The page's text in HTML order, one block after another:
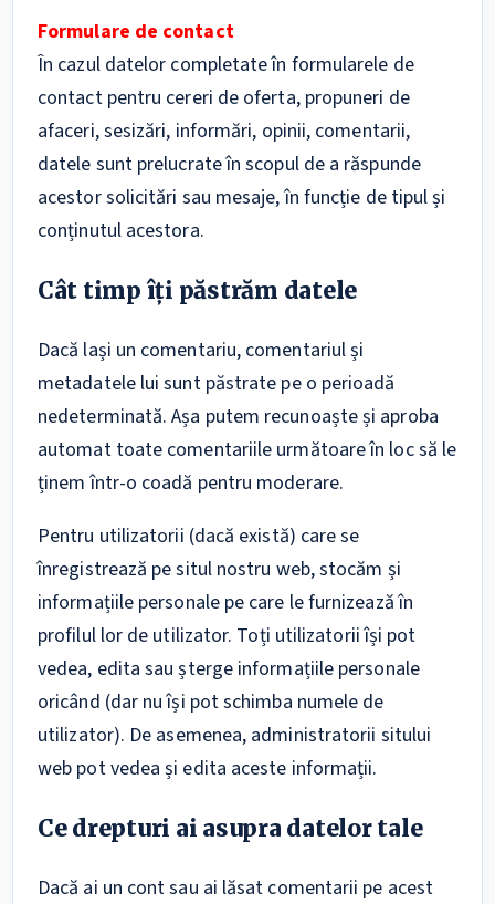
Formulare de contact
În cazul datelor completate în formularele de
contact pentru cereri de oferta, propuneri de
afaceri, sesizări, informări, opinii, comentarii,
datele sunt prelucrate în scopul de a răspunde
acestor solicitări sau mesaje, în funcție de tipul și
conținutul acestora.
Cât timp îți păstrăm datele
Dacă lași un comentariu, comentariul și
metadatele lui sunt păstrate pe o perioadă
nedeterminată. Așa putem recunoaște și aproba
automat toate comentariile următoare în loc să le
ținem într-o coadă pentru moderare.
Pentru utilizatorii (dacă există) care se
înregistrează pe situl nostru web, stocăm și
informațiile personale pe care le furnizează în
profilul lor de utilizator. Toți utilizatorii își pot
vedea, edita sau șterge informațiile personale
oricând (dar nu își pot schimba numele de
utilizator). De asemenea, administratorii sitului
web pot vedea și edita aceste informații.
Ce drepturi ai asupra datelor tale
Dacă ai un cont sau ai lăsat comentarii pe acest